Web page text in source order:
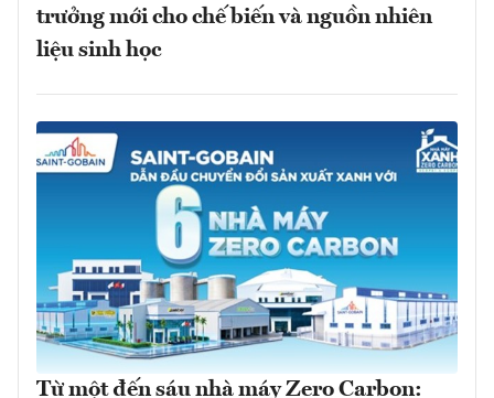
trưởng mới cho chế biến và nguồn nhiên
liệu sinh học
Từ một đến sáu nhà máy Zero Carbon: